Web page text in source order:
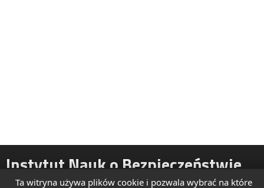
Ta witryna używa plików cookie i pozwala wybrać na które
Instytut Nauk o Bezpieczeństwie
ul. Żytnia 39